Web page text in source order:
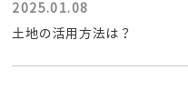
2025.01.08
土地の活用方法は？